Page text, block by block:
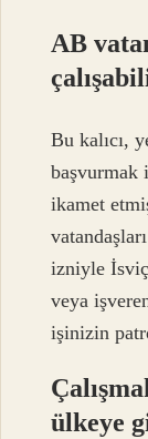
AB
Bu kalıcı,
başvurmak
ikamet
izniyle
veya
işinizin
ülkeye